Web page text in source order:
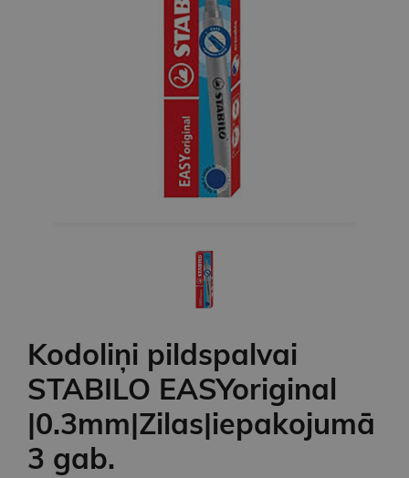
Kodoliņi pildspalvai
STABILO EASYoriginal
|0.3mm|Zilas|iepakojumā
3 gab.